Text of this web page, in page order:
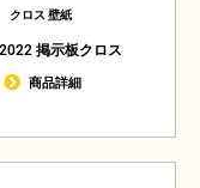
クロス 壁紙
掲示板クロス
商品詳細